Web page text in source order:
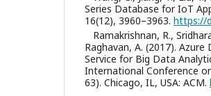
Series Database for IoT
16(12), 3960–3963. https://
Ramakrishnan, R.,
Raghavan, A. (2017).
Service for Big Data
International Conference
63). Chicago, IL, USA: ACM.